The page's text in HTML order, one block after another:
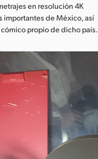
en resolución 4K
importantes de México, así
propio de dicho país.